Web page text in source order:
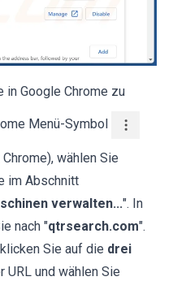
in Google Chrome zu
Menü-Symbol
wählen Sie
im Abschnitt
verwalten...". In
nach "qtrsearch.com".
Sie auf die drei
URL und wählen Sie